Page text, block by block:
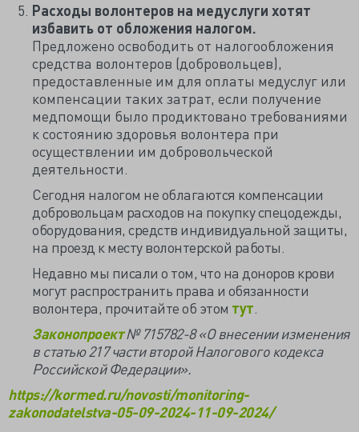
Расходы волонтеров на медуслуги хотят
избавить от обложения налогом.
Предложено освободить от налогообложения
средства волонтеров (добровольцев),
предоставленные им для оплаты медуслуг или
компенсации таких затрат, если получение
медпомощи было продиктовано требованиями
к состоянию здоровья волонтера при
осуществлении им добровольческой
деятельности.
Сегодня налогом не облагаются компенсации
добровольцам расходов на покупку спецодежды,
оборудования, средств индивидуальной защиты,
на проезд к месту волонтерской работы.
Недавно мы писали о том, что на доноров крови
могут распространить права и обязанности
волонтера, прочитайте об этом тут
Законопроект№ 715782-8 «О внесении изменения
в статью 217 части второй Налогового кодекса
Российской Федерации».
https://kormed.ru/novosti/monitoring-
zakonodatelstva-05-09-2024-11-09-2024/